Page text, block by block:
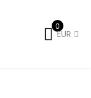
0
EUR